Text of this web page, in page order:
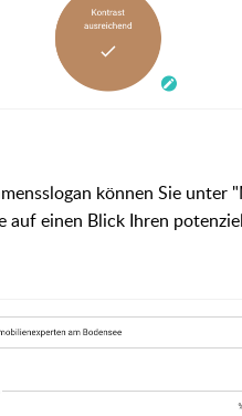
können Sie unter
auf einen Blick Ihren